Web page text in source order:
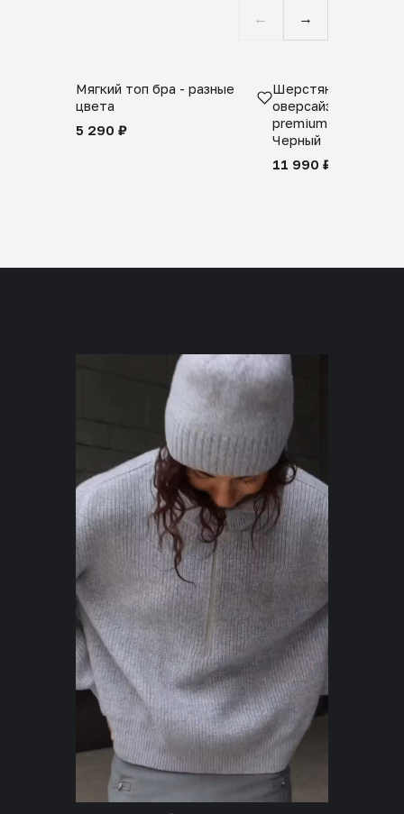
← →
Мягкий топ бра - разные
цвета
5 290 ₽
Шерстяной свитер
оверсайз 100%
premium merino
Черный
11 990 ₽